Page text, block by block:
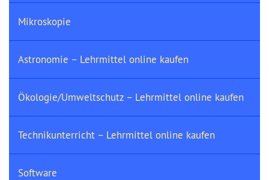
Mikroskopie
Astronomie – Lehrmittel online kaufen
Ökologie/Umweltschutz – Lehrmittel online kaufen
Technikunterricht – Lehrmittel online kaufen
Software